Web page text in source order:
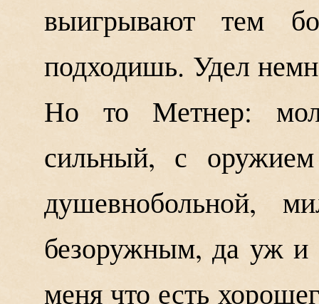
выигрывают тем
подходишь. Удел
Но то Метнер:
сильный, с
душевнобольной,
безоружным, да уж и
меня что есть